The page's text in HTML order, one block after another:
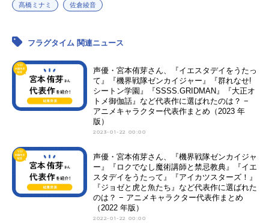
髙橋ミナミ 佐倉綾音
フラグタイム 関連ニュース
声優・宮本侑芽さん、『イエスタデイをうたっ
て』『機界戦隊ゼンカイジャー』『群れなせ!
シートン学園』『SSSS.GRIDMAN』『大正オ
トメ御伽話』など代表作に選ばれたのは？ −
アニメキャラクター代表作まとめ（2023 年
版）
2023-01-22 00:00
声優・宮本侑芽さん、『機界戦隊ゼンカイジャ
ー』『ロクでなし魔術講師と禁忌教典』『イエ
スタデイをうたって』『アイカツスターズ！』
『ジョゼと虎と魚たち』など代表作に選ばれた
のは？ − アニメキャラクター代表作まとめ
（2022 年版）
2022-01-22 00:00